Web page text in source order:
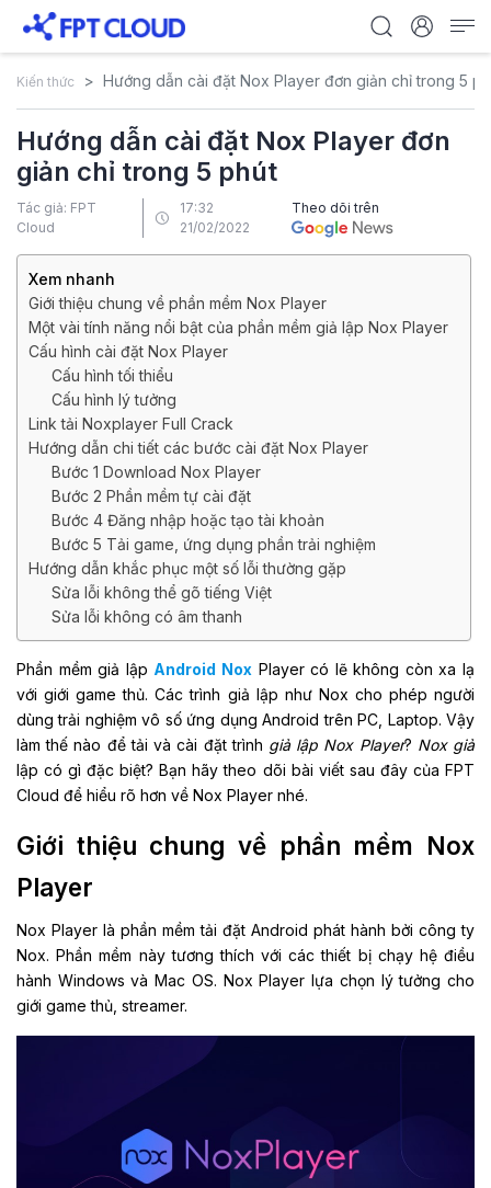
Kiến thức Hướng dẫn cài đặt Nox Player đơn giản chỉ trong 5
Hướng dẫn cài đặt Nox Player đơn
giản chỉ trong 5 phút
Tác giả: FPT
Cloud
17:32
21/02/2022
Theo dõi trên
Xem nhanh
Giới thiệu chung về phần mềm Nox Player
Một vài tính năng nổi bật của phần mềm giả lập Nox Player
Cấu hình cài đặt Nox Player
Cấu hình tối thiểu
Cấu hình lý tưởng
Link tải Noxplayer Full Crack
Hướng dẫn chi tiết các bước cài đặt Nox Player
Bước 1 Download Nox Player
Bước 2 Phần mềm tự cài đặt
Bước 4 Đăng nhập hoặc tạo tài khoản
Bước 5 Tải game, ứng dụng phần trải nghiệm
Hướng dẫn khắc phục một số lỗi thường gặp
Sửa lỗi không thể gõ tiếng Việt
Sửa lỗi không có âm thanh
Phần mềm giả lập Android NoxPlayer có lẽ không còn xa lạ
với giới game thủ. Các trình giả lập như Nox cho phép người
dùng trải nghiệm vô số ứng dụng Android trên PC, Laptop. Vậy
làm thế nào để tải và cài đặt trình giả lập Nox Player? Nox giả
lập có gì đặc biệt? Bạn hãy theo dõi bài viết sau đây của FPT
Cloud để hiểu rõ hơn về Nox Player nhé.
Giới thiệu chung về phần mềm Nox
Player
Nox Player là phần mềm tải đặt Android phát hành bởi công ty
Nox. Phần mềm này tương thích với các thiết bị chạy hệ điều
hành Windows và Mac OS. Nox Player lựa chọn lý tưởng cho
giới game thủ, streamer.